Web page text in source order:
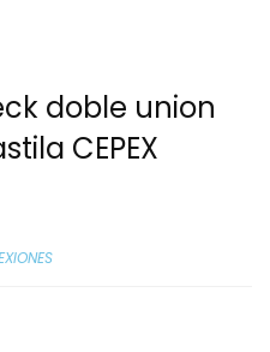
doble union
CEPEX